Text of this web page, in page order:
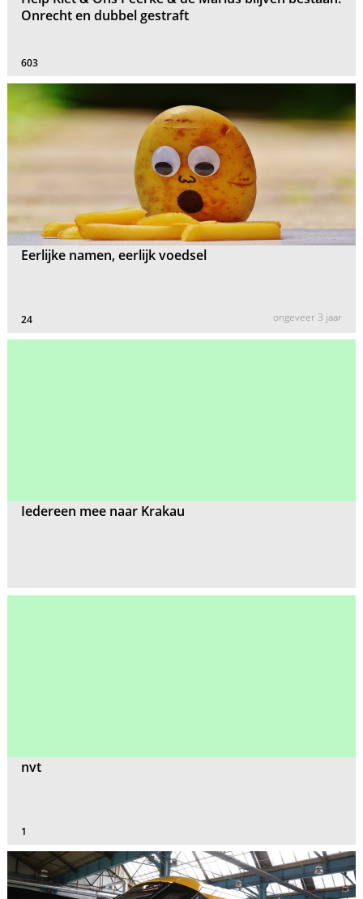
Onrecht en dubbel gestraft
603
Eerlijke namen, eerlijk voedsel
24 ongeveer 3 jaar
Iedereen mee naar Krakau
nvt
1